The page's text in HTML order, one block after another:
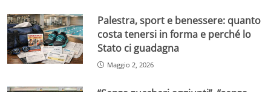
Palestra, sport e benessere: quanto
costa tenersi in forma e perché lo
Stato ci guadagna
Maggio 2, 2026